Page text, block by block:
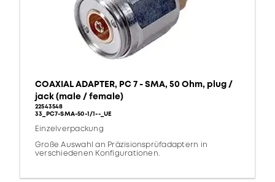
COAXIAL ADAPTER, PC 7 - SMA, 50 Ohm, plug /
jack (male / female)
22543548
33_PC7-SMA-50-1/1--_UE
Einzelverpackung
Große Auswahl an Präzisionsprüfadaptern in
verschiedenen Konfigurationen.